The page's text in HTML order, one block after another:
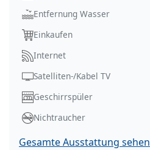
Entfernung Wasser
Einkaufen
Internet
Satelliten-/Kabel TV
Geschirrspüler
Nichtraucher
Gesamte Ausstattung sehen